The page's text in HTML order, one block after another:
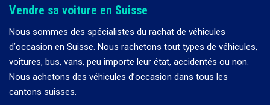
Vendre sa voiture en Suisse
Nous sommes des spécialistes du rachat de véhicules
d’occasion en Suisse. Nous rachetons tout types de véhicules,
voitures, bus, vans, peu importe leur état, accidentés ou non.
Nous achetons des véhicules d’occasion dans tous les
cantons suisses.